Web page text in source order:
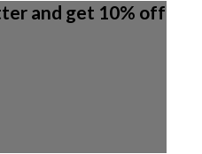
and get 10% off